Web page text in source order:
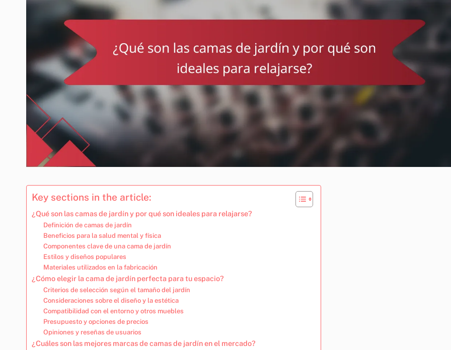
Key sections in the article:
¿Qué son las camas de jardín y por qué son ideales para relajarse?
Definición de camas de jardín
Beneficios para la salud mental y física
Componentes clave de una cama de jardín
Estilos y diseños populares
Materiales utilizados en la fabricación
¿Cómo elegir la cama de jardín perfecta para tu espacio?
Criterios de selección según el tamaño del jardín
Consideraciones sobre el diseño y la estética
Compatibilidad con el entorno y otros muebles
Presupuesto y opciones de precios
Opiniones y reseñas de usuarios
¿Cuáles son las mejores marcas de camas de jardín en el mercado?